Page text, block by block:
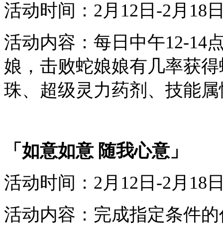
活动时间： 2 月 12 日-2 月 18
活动内容：每日中午12-14
娘，击败蛇娘娘有几率获得
珠、超级灵力药剂、技能
「如意如意 随我心意」
活动时间： 2 月 12 日-2 月 18
活动内容：完成指定条件